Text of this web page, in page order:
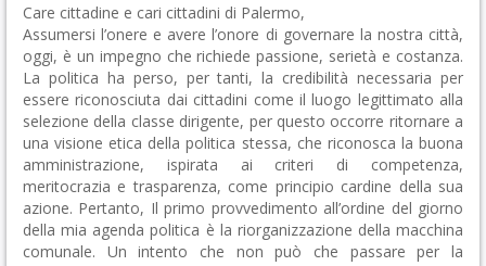
Care cittadine e cari cittadini di Palermo,
Assumersi l’onere e avere l’onore di governare la nostra città,
oggi, è un impegno che richiede passione, serietà e costanza.
La politica ha perso, per tanti, la credibilità necessaria per
essere riconosciuta dai cittadini come il luogo legittimato alla
selezione della classe dirigente, per questo occorre ritornare a
una visione etica della politica stessa, che riconosca la buona
amministrazione, ispirata ai criteri di competenza,
meritocrazia e trasparenza, come principio cardine della sua
azione. Pertanto, Il primo provvedimento all’ordine del giorno
della mia agenda politica è la riorganizzazione della macchina
comunale. Un intento che non può che passare per la